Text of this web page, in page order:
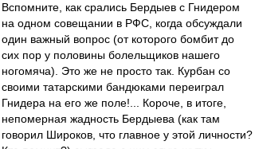
Вспомните, как срались Бердыев с Гнидером
на одном совещании в РФС, когда обсуждали
один важный вопрос (от которого бомбит до
сих пор у половины болельщиков нашего
ногомяча). Это же не просто так. Курбан со
своими татарскими бандюками переиграл
Гнидера на его же поле!... Короче, в итоге,
непомерная жадность Бердыева (как там
говорил Широков, что главное у этой личности?